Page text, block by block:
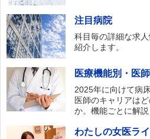
注目病院
科目毎の詳細な求
紹介します。
医療機能別・医
2025年に向けて病
医師のキャリアは
か。機能ごとに解説
わたしの女医ラ